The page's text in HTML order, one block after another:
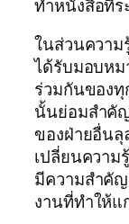
ทำหนังสือที่ร
ในส่วนความ
ได้รับมอบหม
ร่วมกันของ
นั้นย่อมสำคั
ของฝ่ายอื่นลุ
เปลี่ยนความ
มีความสำคั
งานที่ทำให้